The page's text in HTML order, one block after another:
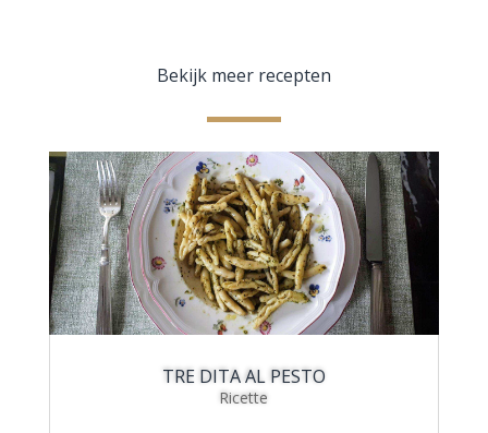
Bekijk meer recepten
TRE DITA AL PESTO
Ricette